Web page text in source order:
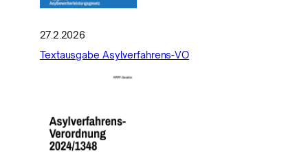
27.2.2026
Textausgabe Asylverfahrens-VO